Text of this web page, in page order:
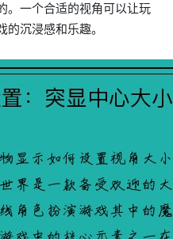
。一个合适的视角可以让玩
沉浸感和乐趣。